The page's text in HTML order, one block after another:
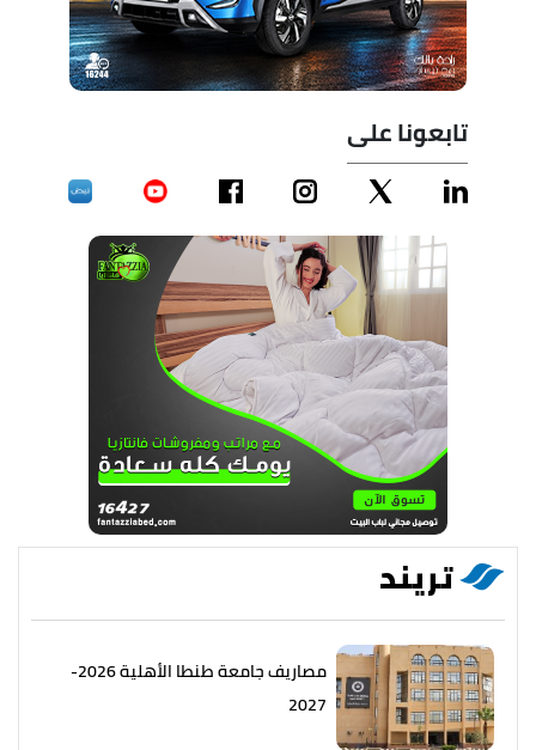
تابعونا على
تريند
مصاريف جامعة طنطا الأهلية 2026-
2027